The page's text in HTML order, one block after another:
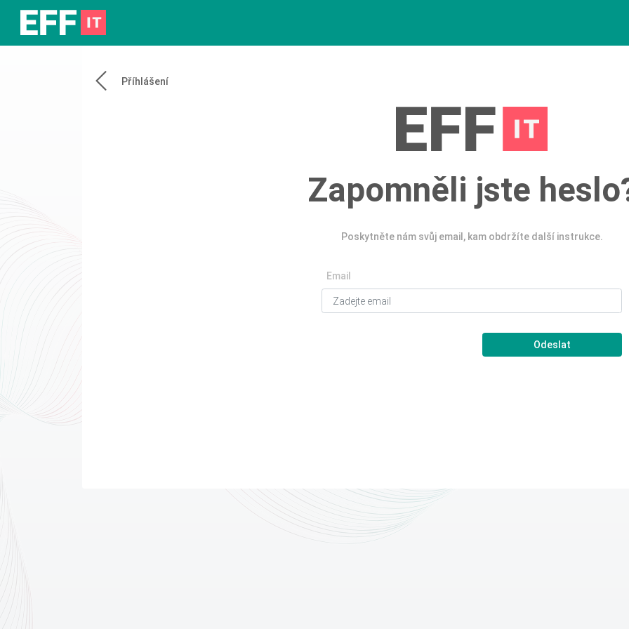
Příhlášení
Zapomněli jste
Poskytněte nám svůj email, kam obdržíte další instrukce.
Email
Odeslat